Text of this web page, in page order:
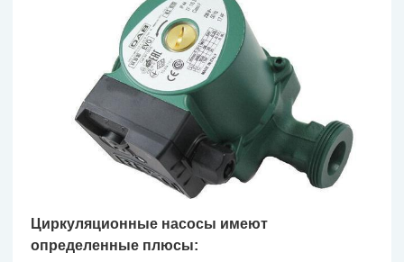
Циркуляционные насосы имеют
определенные плюсы: